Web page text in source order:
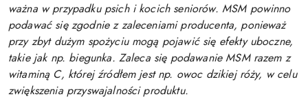
ważna w przypadku psich i kocich seniorów. MSM powinno
podawać się zgodnie z zaleceniami producenta, ponieważ
przy zbyt dużym spożyciu mogą pojawić się efekty uboczne,
takie jak np. biegunka. Zaleca się podawanie MSM razem z
witaminą C, której źródłem jest np. owoc dzikiej róży, w celu
zwiększenia przyswajalności produktu.